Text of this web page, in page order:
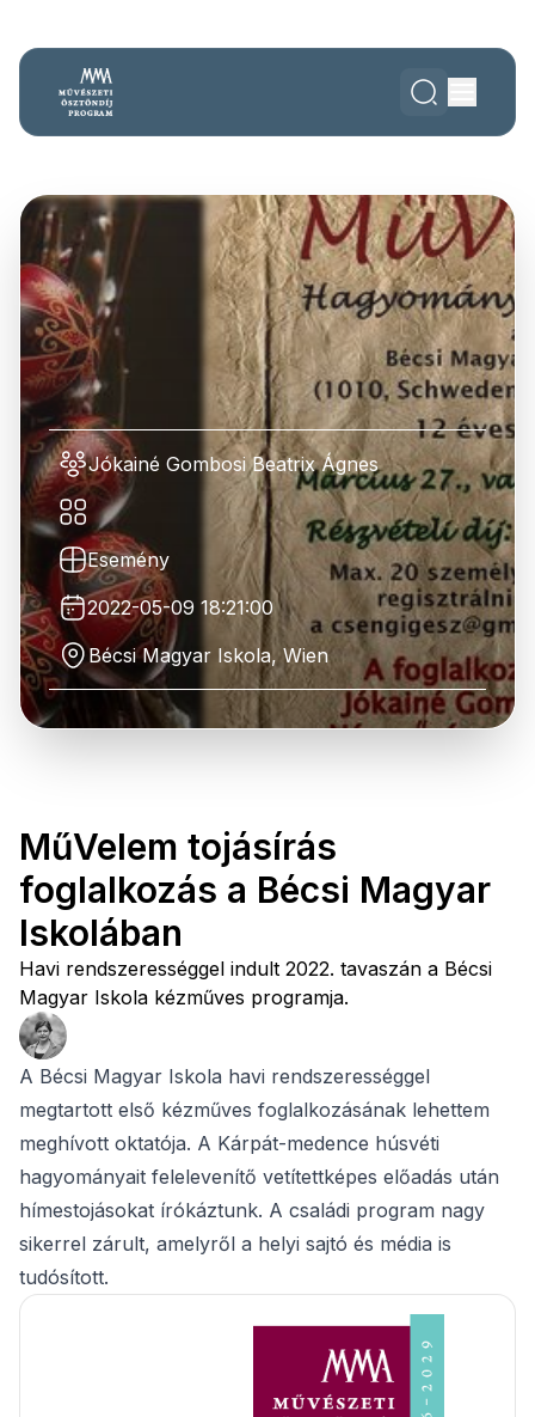
Jókainé Gombosi Beatrix Ágnes
Esemény
2022-05-09 18:21:00
Bécsi Magyar Iskola, Wien
MűVelem tojásírás
foglalkozás a Bécsi Magyar
Iskolában
Havi rendszerességgel indult 2022. tavaszán a Bécsi
Magyar Iskola kézműves programja.
A Bécsi Magyar Iskola havi rendszerességgel
megtartott első kézműves foglalkozásának lehettem
meghívott oktatója. A Kárpát-medence húsvéti
hagyományait felelevenítő vetítettképes előadás után
hímestojásokat írókáztunk. A családi program nagy
sikerrel zárult, amelyről a helyi sajtó és média is
tudósított.